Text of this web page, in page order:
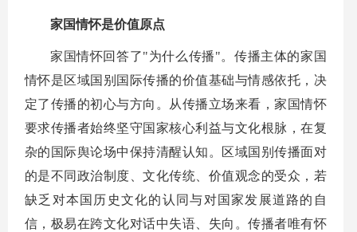
家国情怀是价值原点
家国情怀回答了"为什么传播"。传播主体的家国
情怀是区域国别国际传播的价值基础与情感依托，决
定了传播的初心与方向。从传播立场来看，家国情怀
要求传播者始终坚守国家核心利益与文化根脉，在复
杂的国际舆论场中保持清醒认知。区域国别传播面对
的是不同政治制度、文化传统、价值观念的受众，若
缺乏对本国历史文化的认同与对国家发展道路的自
信，极易在跨文化对话中失语、失向。传播者唯有怀